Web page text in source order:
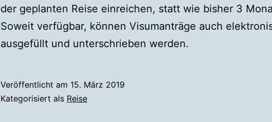
der geplanten Reise einreichen, statt wie bisher 3
Soweit verfügbar, können Visumanträge auch
ausgefüllt und unterschrieben werden.
Veröffentlicht am 15. März 2019
Kategorisiert als Reise